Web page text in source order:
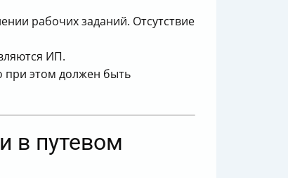
рабочих заданий. Отсутствие
ИП.
при этом должен быть
в путевом